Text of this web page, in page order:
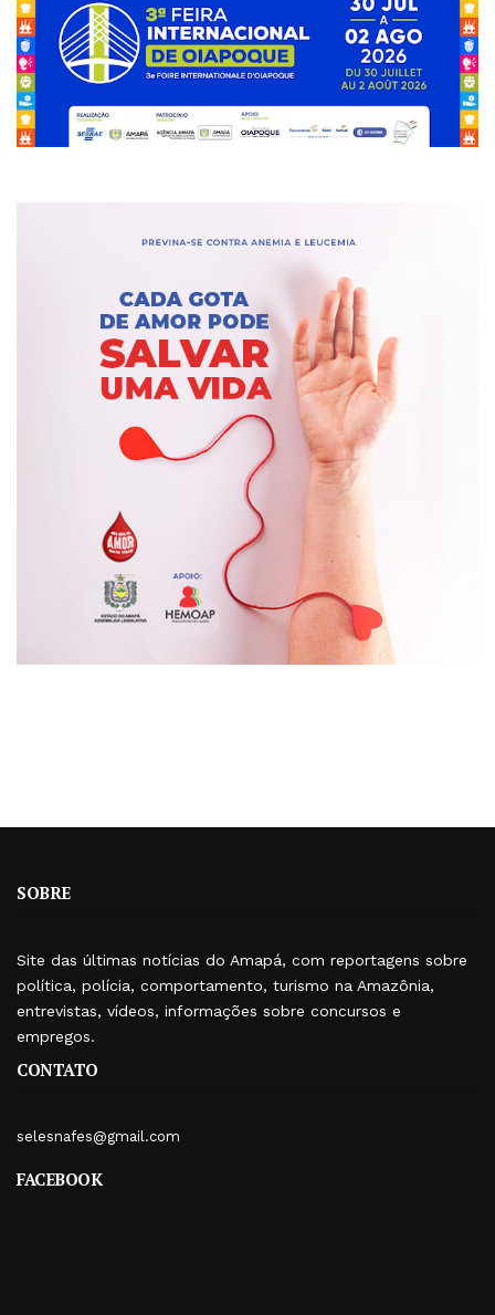
SOBRE
Site das últimas notícias do Amapá, com reportagens sobre
política, polícia, comportamento, turismo na Amazônia,
entrevistas, vídeos, informações sobre concursos e
empregos.
CONTATO
selesnafes@gmail.com
FACEBOOK